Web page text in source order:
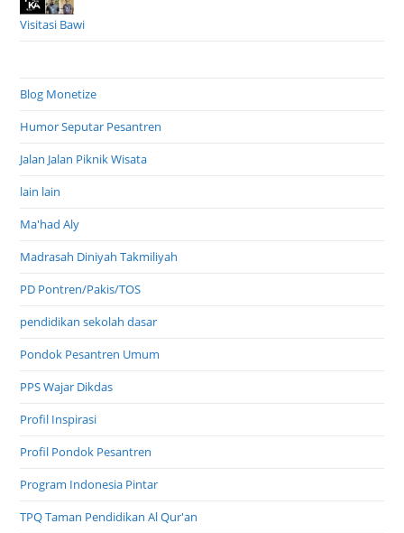
Visitasi Bawi
Blog Monetize
Humor Seputar Pesantren
Jalan Jalan Piknik Wisata
lain lain
Ma'had Aly
Madrasah Diniyah Takmiliyah
PD Pontren/Pakis/TOS
pendidikan sekolah dasar
Pondok Pesantren Umum
PPS Wajar Dikdas
Profil Inspirasi
Profil Pondok Pesantren
Program Indonesia Pintar
TPQ Taman Pendidikan Al Qur'an